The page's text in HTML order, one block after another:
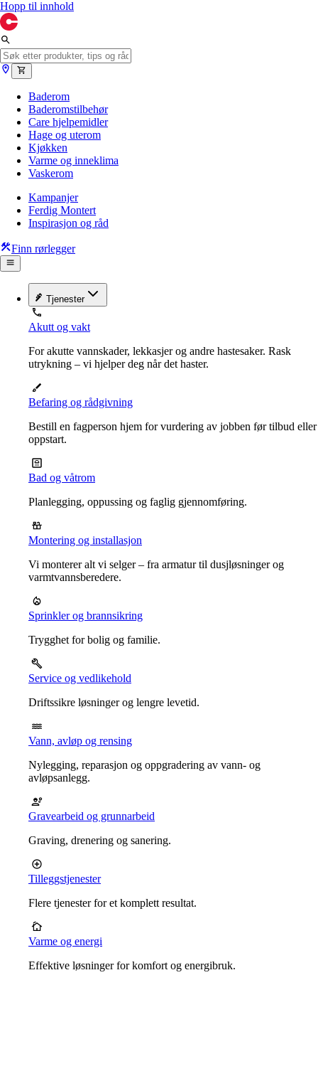
Hopp til innhold
Baderom
Baderomstilbehør
Care hjelpemidler
Hage og uterom
Kjøkken
Varme og inneklima
Vaskerom
Kampanjer
Ferdig Montert
Inspirasjon og råd
Finn rørlegger
Tjenester
Akutt og vakt
For akutte vannskader, lekkasjer og andre hastesaker. Rask
utrykning – vi hjelper deg når det haster.
Befaring og rådgivning
Bestill en fagperson hjem for vurdering av jobben før tilbud eller
oppstart.
Bad og våtrom
Planlegging, oppussing og faglig gjennomføring.
Montering og installasjon
Vi monterer alt vi selger – fra armatur til dusjløsninger og
varmtvannsberedere.
Sprinkler og brannsikring
Trygghet for bolig og familie.
Service og vedlikehold
Driftssikre løsninger og lengre levetid.
Vann, avløp og rensing
Nylegging, reparasjon og oppgradering av vann- og
avløpsanlegg.
Gravearbeid og grunnarbeid
Graving, drenering og sanering.
Tilleggstjenester
Flere tjenester for et komplett resultat.
Varme og energi
Effektive løsninger for komfort og energibruk.